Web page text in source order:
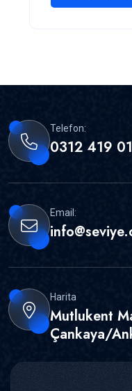
Telefon:
0312 419
Email:
Harita
Mutlukent
Çankaya/